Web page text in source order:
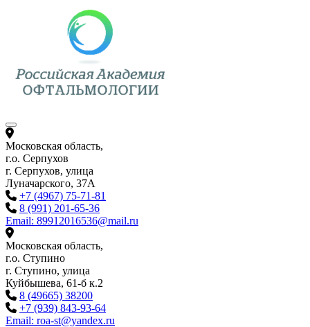
содержимому
Московская область,
г.о. Серпухов
г. Серпухов, улица
Луначарского, 37А
+7 (4967) 75-71-81
8 (991) 201-65-36
Email: 89912016536@mail.ru
Московская область,
г.о. Ступино
г. Ступино, улица
Куйбышева, 61-б к.2
8 (49665) 38200
+7 (939) 843-93-64
Email: roa-st@yandex.ru